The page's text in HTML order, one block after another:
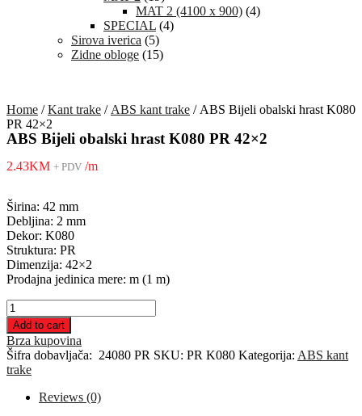
MAT 2 (4100 x 900) (4)
SPECIAL (4)
Sirova iverica (5)
Zidne obloge (15)
Home /Kant trake / ABS kant trake / ABS Bijeli obalski hrast K080
PR 42×2
ABS Bijeli obalski hrast K080 PR 42×2
2.43KM + PDV /m
Širina: 42 mm
Debljina: 2 mm
Dekor: K080
Struktura: PR
Dimenzija: 42×2
Prodajna jedinica mere: m (1 m)
ABS
Bijeli
obalski
hrast
K080
PR
42x2
quantity
Add to cart
Brza kupovina
Šifra dobavljača: 24080 PR SKU: PR K080 Kategorija: ABS kant
trake
Reviews (0)